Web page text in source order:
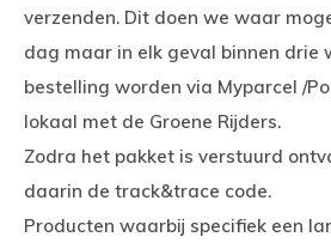
verzenden. Dit doen we waar
dag maar in elk geval binnen drie
bestelling worden via Myparcel /
lokaal met de Groene Rijders.
Zodra het pakket is verstuurd
daarin de track&trace code.
Producten waarbij specifiek een